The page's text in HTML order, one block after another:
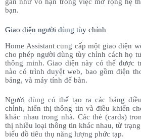
bạn.
Giao diện người dùng tùy chỉnh
Home Assistant cung cấp một giao diện
cho phép người dùng tùy chỉnh cách họ
thông minh. Giao diện này có thể được
nào có trình duyệt web, bao gồm điện
bảng, và máy tính để bàn.
Người dùng có thể tạo ra các bảng
chỉnh, hiển thị thông tin và điều khiển
khác nhau trong nhà. Các thẻ (cards)
thị nhiều loại thông tin khác nhau, từ
biểu đồ tiêu thụ năng lượng phức tạp.